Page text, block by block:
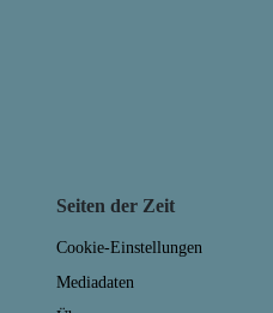
Seiten der Zeit
Cookie-Einstellungen
Mediadaten